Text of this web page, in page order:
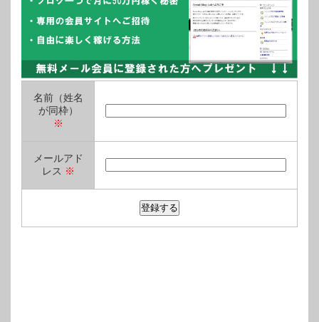
名前（姓名
が同枠）
※
メールアド
レス ※